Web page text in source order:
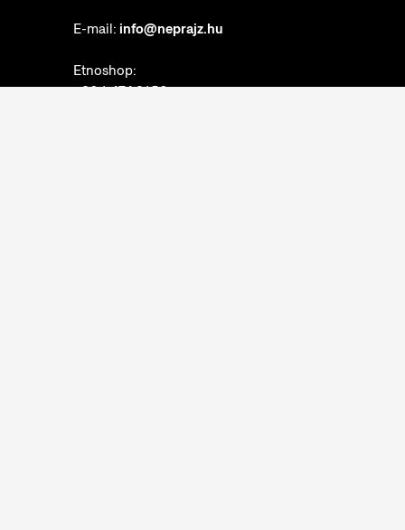
E-mail: info@neprajz.hu
Etnoshop:
+36 1 474 2150